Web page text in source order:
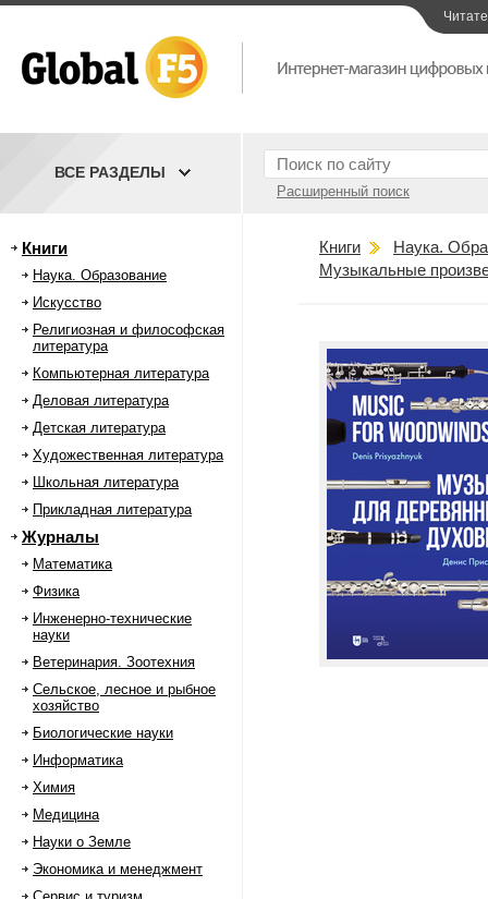
Расширенный поиск
ВСЕ РАЗДЕЛЫ
Книги
Наука. Образование
Искусство
Религиозная и философская
литература
Компьютерная литература
Деловая литература
Детская литература
Художественная литература
Школьная литература
Прикладная литература
Журналы
Математика
Физика
Инженерно-технические
науки
Ветеринария. Зоотехния
Сельское, лесное и рыбное
хозяйство
Биологические науки
Информатика
Химия
Медицина
Науки о Земле
Экономика и менеджмент
Книги
Наука.
Музыкальные